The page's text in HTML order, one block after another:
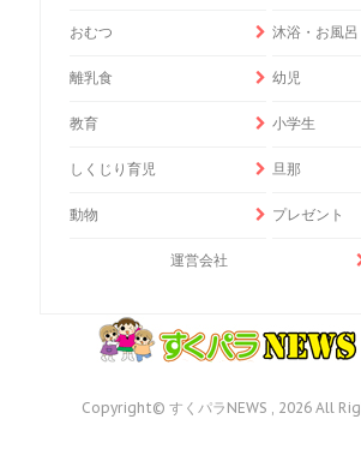
おむつ 沐浴・お風呂
離乳食 幼児
教育 小学生
しくじり育児 旦那
動物 プレゼント
運営会社
Copyright© すくパラNEWS , 2026 All